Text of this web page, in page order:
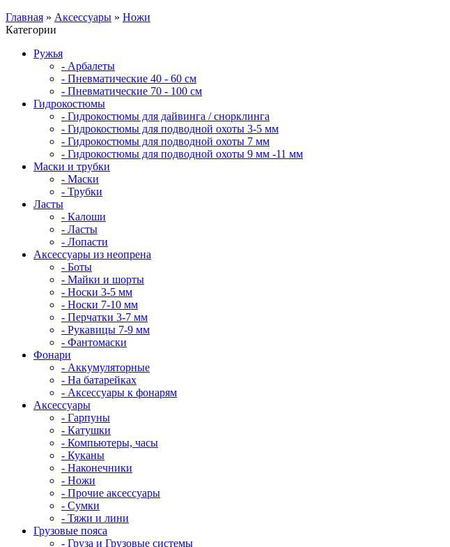
Главная » Аксессуары » Ножи
Категории
Ружья
- Арбалеты
- Пневматические 40 - 60 см
- Пневматические 70 - 100 см
Гидрокостюмы
- Гидрокостюмы для дайвинга / снорклинга
- Гидрокостюмы для подводной охоты 3-5 мм
- Гидрокостюмы для подводной охоты 7 мм
- Гидрокостюмы для подводной охоты 9 мм -11 мм
Маски и трубки
- Маски
- Трубки
Ласты
- Калоши
- Ласты
- Лопасти
Аксессуары из неопрена
- Боты
- Майки и шорты
- Носки 3-5 мм
- Носки 7-10 мм
- Перчатки 3-7 мм
- Рукавицы 7-9 мм
- Фантомаски
Фонари
- Аккумуляторные
- На батарейках
- Аксессуары к фонарям
Аксессуары
- Гарпуны
- Катушки
- Компьютеры, часы
- Куканы
- Наконечники
- Ножи
- Прочие аксессуары
- Сумки
- Тяжи и лини
Грузовые пояса
- Груза и Грузовые системы